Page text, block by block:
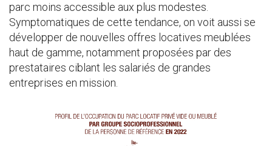
parc moins accessible aux plus modestes.
Symptomatiques de cette tendance, on voit aussi se
développer de nouvelles offres locatives meublées
haut de gamme, notamment proposées par des
prestataires ciblant les salariés de grandes
entreprises en mission.